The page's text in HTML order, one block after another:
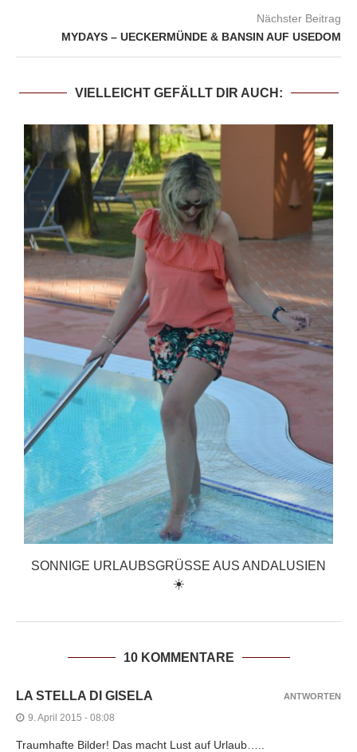
Nächster Beitrag
MYDAYS – UECKERMÜNDE & BANSIN AUF USEDOM
VIELLEICHT GEFÄLLT DIR AUCH:
SONNIGE URLAUBSGRÜSSE AUS ANDALUSIEN ☀
️
10 KOMMENTARE
LA STELLA DI GISELA
9. April 2015 - 08:08
Traumhafte Bilder! Das macht Lust auf Urlaub…..
ANTWORTEN